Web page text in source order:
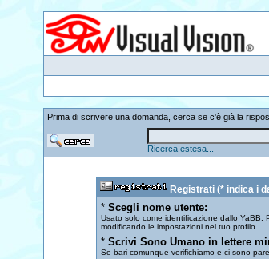
Prima di scrivere una domanda, cerca se c'è già la
Ricerca estesa...
Registrati (* indica i
* Scegli nome utente:
Usato solo come identificazione dallo YaBB.
modificando le impostazioni nel tuo profilo
* Scrivi Sono Umano in lettere
Se bari comunque verifichiamo e ci sono